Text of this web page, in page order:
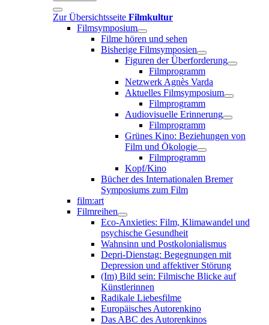
Zur Übersichtsseite Filmkultur
Filmsymposium
Filme hören und sehen
Bisherige Filmsymposien
Figuren der Überforderung
Filmprogramm
Netzwerk Agnès Varda
Aktuelles Filmsymposium
Filmprogramm
Audiovisuelle Erinnerung
Filmprogramm
Grünes Kino: Beziehungen von
Film und Ökologie
Filmprogramm
Kopf/Kino
Bücher des Internationalen Bremer
Symposiums zum Film
film:art
Filmreihen
Eco-Anxieties: Film, Klimawandel und
psychische Gesundheit
Wahnsinn und Postkolonialismus
Depri-Dienstag: Begegnungen mit
Depression und affektiver Störung
(Im) Bild sein: Filmische Blicke auf
Künstlerinnen
Radikale Liebesfilme
Europäisches Autorenkino
Das ABC des Autorenkinos